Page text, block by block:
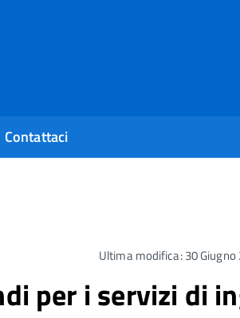
Contattaci
Ultima modifica: 30 Giugno
per i servizi di